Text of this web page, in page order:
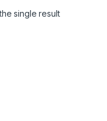
single result